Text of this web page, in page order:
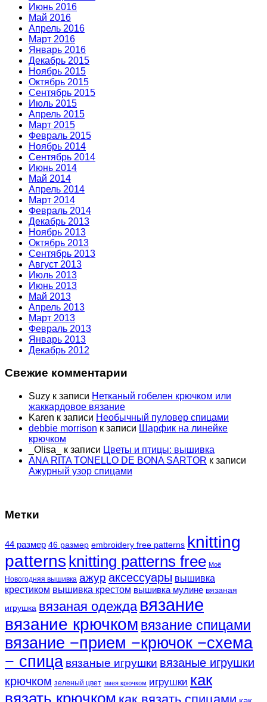
Июнь 2016
Май 2016
Апрель 2016
Март 2016
Январь 2016
Декабрь 2015
Ноябрь 2015
Октябрь 2015
Сентябрь 2015
Июль 2015
Апрель 2015
Март 2015
Февраль 2015
Ноябрь 2014
Сентябрь 2014
Июнь 2014
Май 2014
Апрель 2014
Март 2014
Февраль 2014
Декабрь 2013
Ноябрь 2013
Октябрь 2013
Сентябрь 2013
Август 2013
Июль 2013
Июнь 2013
Май 2013
Апрель 2013
Март 2013
Февраль 2013
Январь 2013
Декабрь 2012
Свежие комментарии
Suzy к записи Нетканый гобелен крючком или
жаккардовое вязание
Karen к записи Необычный пуловер спицами
debbie morrison к записи Шарфик на линейке
крючком
_Olisa_
к записи Цветы и птицы: вышивка
ANA RITA TONELLO DE BONA SARTOR к записи
Ажурный узор спицами
Метки
44 размер 46 размер embroidery free patterns knitting
patterns knitting patterns free Моё
Новогодняя вышивка ажур аксессуары вышивка
крестиком вышивка крестом вышивка мулине вязаная
игрушка вязаная одежда вязание
вязание крючком вязание спицами
вязание −прием −крючок −схема
− спица вязаные игрушки вязаные игрушки
крючком зеленый цвет змея крючком игрушки как
вязать крючком